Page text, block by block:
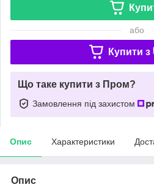
або
Купити з
Що таке купити з Пром?
Замовлення під захистом
Опис Характеристики
Опис